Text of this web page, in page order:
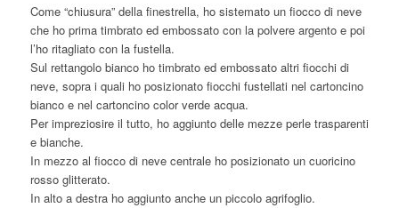
Come “chiusura” della finestrella, ho sistemato un fiocco di neve
che ho prima timbrato ed embossato con la polvere argento e poi
l’ho ritagliato con la fustella.
Sul rettangolo bianco ho timbrato ed embossato altri fiocchi di
neve, sopra i quali ho posizionato fiocchi fustellati nel cartoncino
bianco e nel cartoncino color verde acqua.
Per impreziosire il tutto, ho aggiunto delle mezze perle trasparenti
e bianche.
In mezzo al fiocco di neve centrale ho posizionato un cuoricino
rosso glitterato.
In alto a destra ho aggiunto anche un piccolo agrifoglio.